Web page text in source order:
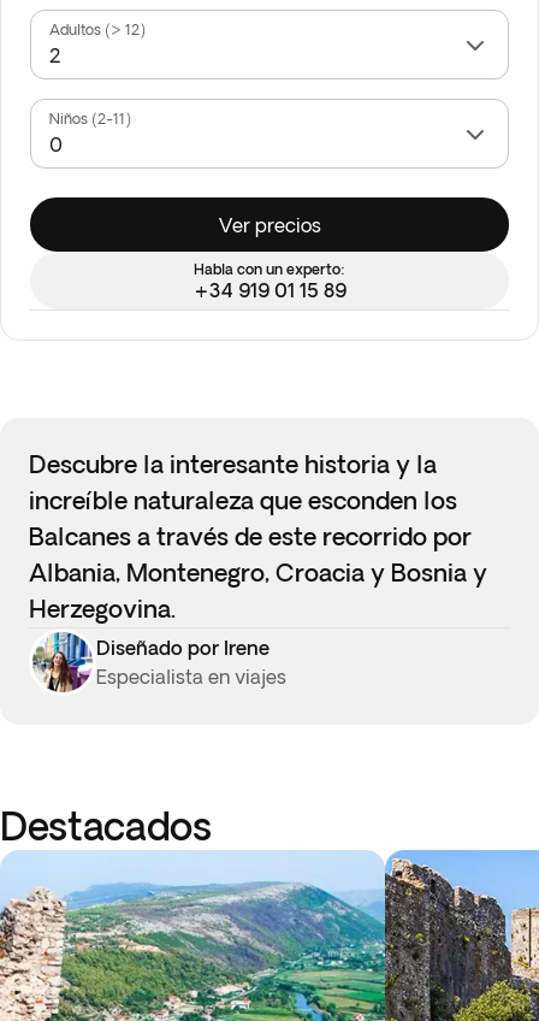
Adultos (> 12)
Niños (2-11)
Ver precios
Habla con un experto:
+34 919 01 15 89
Descubre la interesante historia y la
increíble naturaleza que esconden los
Balcanes a través de este recorrido por
Albania, Montenegro, Croacia y Bosnia y
Herzegovina.
Diseñado por Irene
Especialista en viajes
Destacados